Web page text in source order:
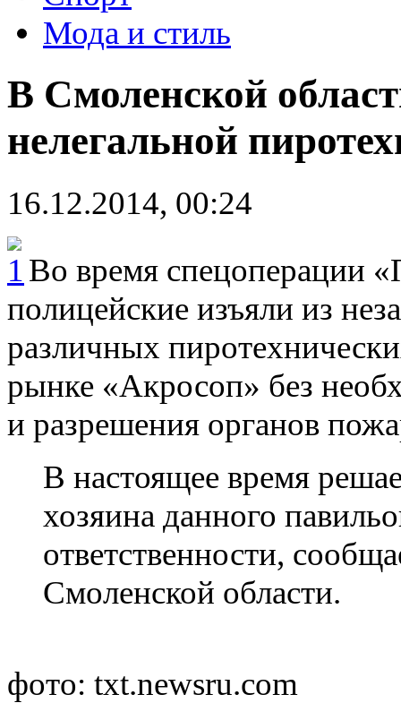
Мода и стиль
В Смоленской
нелегальной
16.12.2014, 00:24
Во время спецоперации
полицейские изъяли из
различных
рынке «Акросоп» без
и разрешения органов
В настоящее время
хозяина данного
ответственности,
Смоленской области.
фото: txt.newsru.com